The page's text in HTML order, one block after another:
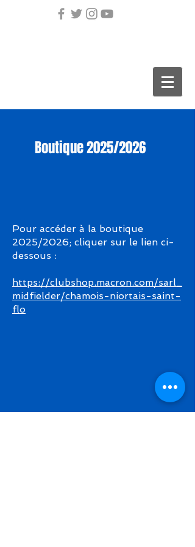
Boutique 2025/2026
Pour accéder à la boutique
2025/2026; cliquer sur le lien ci-
dessous :
https://clubshop.macron.com/sarl_
midfielder/chamois-niortais-saint-
flo